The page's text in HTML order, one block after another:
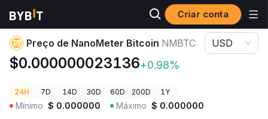
Criar conta
Preços de Criptomoedas Preço de NanoMeter Bitcoin NMBTC
Preço de NanoMeter Bitcoin NMBTC
$0.000000023136+0.98%
USD
24H 7D 14D 30D 60D 200D 1Y
Mínimo $ 0.000000 Máximo $ 0.000000